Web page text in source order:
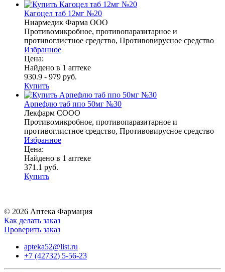
Кагоцел таб 12мг №20
Ниармедик Фарма ООО
Противомикробное, противопаразитарное и
противоглистное средство, Противовирусное средство
Избранное
Цена:
Найдено в 1 аптеке
930.9 - 979 руб.
Купить
Арпефлю таб ппо 50мг №30
Лекфарм СООО
Противомикробное, противопаразитарное и
противоглистное средство, Противовирусное средство
Избранное
Цена:
Найдено в 1 аптеке
371.1 руб.
Купить
© 2026 Аптека Фармация
Как делать заказ
Проверить заказ
apteka52@list.ru
+7 (42732) 5-56-23